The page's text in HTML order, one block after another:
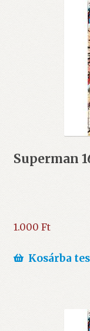
Superman
1.000 Ft
Kosárba